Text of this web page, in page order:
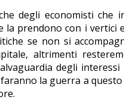
degli economisti che
la prendono con i vertici
se non si
altrimenti
degli
la guerra a